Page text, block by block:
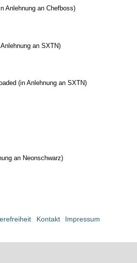
Anlehnung an Chefboss)
an SXTN)
(in Anlehnung an SXTN)
an Neonschwarz)
Kontakt Impressum